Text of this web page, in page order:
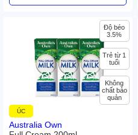
Độ béo
3.5%
Trẻ từ 1
tuổi
Không
chất bảo
quản
Australia Own
ÚC